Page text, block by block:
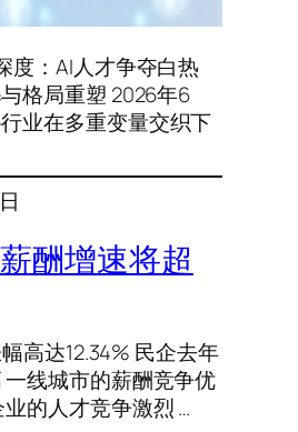
度：AI人才争夺白热
格局重塑 2026年6
业在多重变量交织下
酬增速将超
高达12.34% 民企去年
线城市的薪酬竞争优
的人才竞争激烈 …